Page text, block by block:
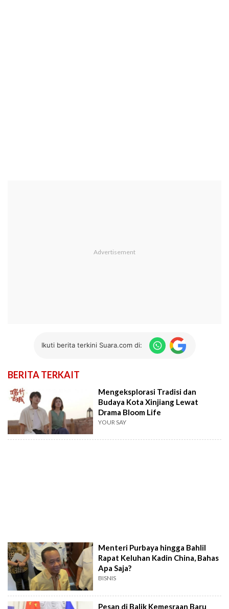
Ikuti berita terkini Suara.com di:
BERITA TERKAIT
Mengeksplorasi Tradisi dan
Budaya Kota Xinjiang Lewat
Drama Bloom Life
YOUR SAY
Menteri Purbaya hingga Bahlil
Rapat Keluhan Kadin China, Bahas
Apa Saja?
BISNIS
Pesan di Balik Kemesraan Baru